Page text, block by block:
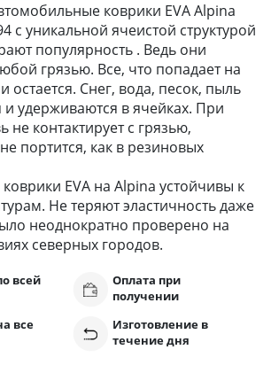
коврики EVA Alpina
с уникальной ячеистой структурой
популярность . Ведь они
грязью. Все, что попадает на
остается. Снег, вода, песок, пыль
и удерживаются в ячейках. При
не контактирует с грязью,
портится, как в резиновых
EVA на Alpina устойчивы к
Не теряют эластичность даже
неоднократно проверено на
северных городов.
всей
Оплата при
получении
все
Изготовление в
течение дня